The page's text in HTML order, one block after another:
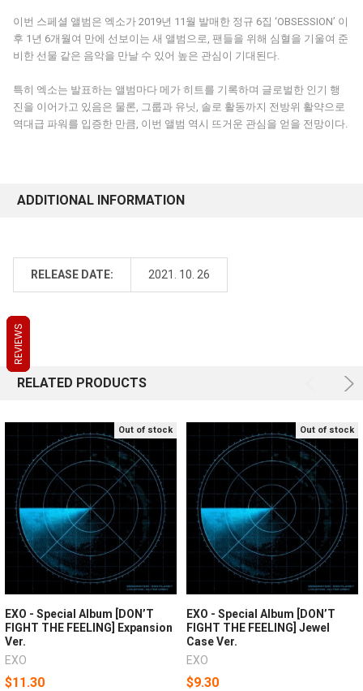
이번 스페셜 앨범은 엑소가 2019년 11월 발매한 정규 6집 ‘OBSESSION’ 이
후 1년 6개월여 만에 선보이는 새 앨범으로, 팬들을 위해 심혈을 기울여 준
비한 선물 같은 음악을 만날 수 있어 높은 관심이 기대된다.
특히 엑소는 발표하는 앨범마다 메가 히트를 기록하며 글로벌한 인기 행
진을 이어가고 있음은 물론, 그룹과 유닛, 솔로 활동까지 전방위 활약으로
역대급 파워를 입증한 만큼, 이번 앨범 역시 뜨거운 관심을 얻을 전망이다.
ADDITIONAL INFORMATION
RELEASE DATE: 2021. 10. 26
RELATED PRODUCTS
Out of stock
EXO - Special Album [DON’T
FIGHT THE FEELING] Expansion
Ver.
EXO
$11.30
Out of stock
EXO - Special Album [DON’T
FIGHT THE FEELING] Jewel
Case Ver.
EXO
$9.30
REVIEWS
REVIEWS
REVIEWS